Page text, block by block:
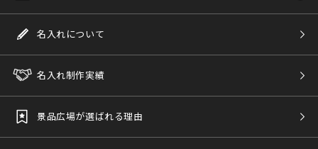
名入れについて
名入れ制作実績
景品広場が選ばれる理由